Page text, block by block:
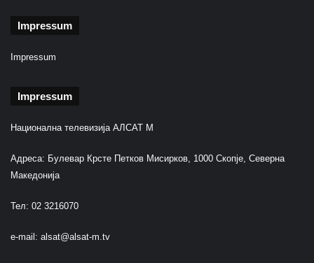
Impressum
Impressum
Impressum
Национална телевизија АЛСАТ М
Адреса: Булевар Крсте Петков Мисирков, 1000 Скопје, Северна
Македонија
Тел: 02 3216070
e-mail: alsat@alsat-m.tv